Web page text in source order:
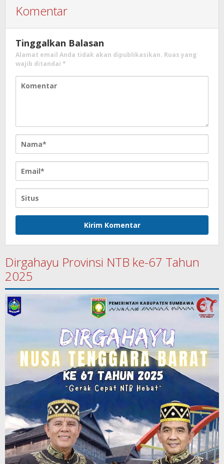
Komentar
Tinggalkan Balasan
Alamat email Anda tidak akan dipublikasikan. Ruas yang
wajib ditandai *
Dirgahayu Provinsi NTB ke-67 Tahun
2025